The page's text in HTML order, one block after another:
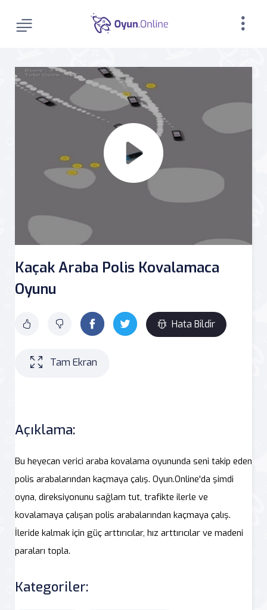
Kaçak Araba Polis Kovalamaca
Oyunu
Hata Bildir
Tam Ekran
Açıklama:
Bu heyecan verici araba kovalama oyununda seni takip eden
polis arabalarından kaçmaya çalış. Oyun.Online'da şimdi
oyna, direksiyonunu sağlam tut, trafikte ilerle ve
kovalamaya çalışan polis arabalarından kaçmaya çalış.
İleride kalmak için güç arttırıcılar, hız arttırıcılar ve madeni
paraları topla.
Kategoriler: